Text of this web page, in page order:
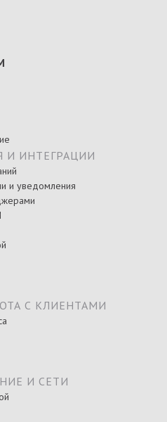
И ИНТЕГРАЦИИ
и уведомления
С КЛИЕНТАМИ
И СЕТИ